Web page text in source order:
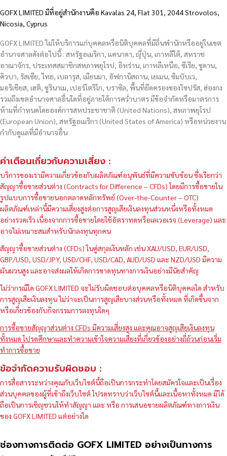
GOFX LIMITED มีที่อยู่สำนักงานคือ Kavalas 24, Flat 301, 2044 Strovolos,
Nicosia, Cyprus
GOFX LIMITED ไม่ให้บริการแก่บุคคลหรือนิติบุคคลที่มีถิ่นพำนักหรืออยู่ในเขต
อำนาจศาลดังต่อไปนี้ : สหรัฐอเมริกา, แคนาดา, ญี่ปุ่น, เกาหลีใต้, สหราช
อาณาจักร, ประเทศสมาชิกสหภาพยุโรป, อิหร่าน, เกาหลีเหนือ, ซีเรีย, ซูดาน,
คิวบา, รัสเซีย, ไทย, เบลารุส, เมียนมา, อัฟกานิสถาน, เยเมน, ซิมบับเว,
มอริเชียส, เฮติ, ซูรินาเม, เปอร์โตริโก, บราซิล, พื้นที่ยึดครองของไซปรัส, ฮ่องกง
รวมถึงเขตอำนาจศาลอื่นใดที่อยู่ภายใต้การคว่ำบาตร มีข้อจำกัดหรือมาตรการ
ห้ามที่กำหนดโดยองค์การสหประชาชาติ (United Nations), สหภาพยุโรป
(European Union), สหรัฐอเมริกา (United States of America) หรือหน่วยงาน
กำกับดูแลที่มีอำนาจอื่น
คำเตือนเกี่ยวกับความเสี่ยง :
บริการของเรามีความเกี่ยวข้องกับผลิตภัณฑ์อนุพันธ์ที่มีความซับซ้อน ซึ่งเรียกว่า
สัญญาซื้อขายส่วนต่าง (Contracts for Difference – CFDs) โดยมีการซื้อขายใน
รูปแบบการซื้อขายนอกตลาดหลักทรัพย์ (Over-the-Counter – OTC)
ผลิตภัณฑ์เหล่านี้มีความเสี่ยงสูงต่อการสูญเสียเงินลงทุนส่วนหนึ่งหรือทั้งหมด
อย่างรวดเร็ว เนื่องจากการซื้อขายโดยใช้อัตราทดหรือเลเวอเรจ (Leverage) และ
อาจไม่เหมาะสมสำหรับนักลงทุนทุกคน
สัญญาซื้อขายส่วนต่าง (CFDs) ในคู่สกุลเงินหลัก เช่น XAU/USD, EUR/USD,
GBP/USD, USD/JPY, USD/CHF, USD/CAD, AUD/USD และ NZD/USD มีความ
ผันผวนสูง และอาจส่งผลให้เกิดการขาดทุนทางการเงินอย่างมีนัยสำคัญ
ไม่ว่ากรณีใด GOFX LIMITED จะไม่รับผิดชอบต่อบุคคลหรือนิติบุคคลใด สำหรับ
การสูญเสียเงินลงทุน ไม่ว่าจะเป็นการสูญเสียบางส่วนหรือทั้งหมด ที่เกิดขึ้นจาก
หรือเกี่ยวข้องกับกิจกรรมการลงทุนใดๆ
การซื้อขายสัญญาส่วนต่าง CFDs มีความเสี่ยงสูง และคุณอาจสูญเสียเงินลงทุน
ทั้งหมด โปรดศึกษาและทำความเข้าใจความเสี่ยงที่เกี่ยวข้องอย่างถี่ถ้วนก่อนเริ่ม
ทำการซื้อขาย
ข้อจำกัดความรับผิดชอบ :
การสื่อสารระหว่างคุณกับเว็บไซต์นี้ถือเป็นการกระทำโดยสมัครใจและเป็นเรื่อง
ส่วนบุคคลของผู้ที่เข้าถึงเว็บไซต์ โปรดทราบว่าเว็บไซต์นี้และเนื้อหาทั้งหมด มิได้
ถือเป็นการเชิญชวนให้ทำสัญญา และ หรือ การเสนอขายผลิตภัณฑ์ทางการเงิน
ของ GOFX LIMITED แต่อย่างใด
ช่องทางการติดต่อ GOFX LIMITED อย่างเป็นทางการ